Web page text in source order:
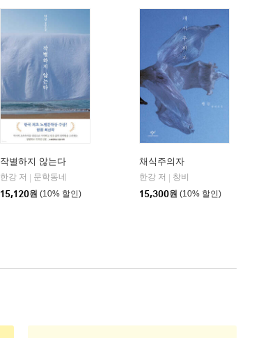
작별하지 않는다
한강 저
문학동네
15,120원 (10% 할인)
채식주의자
한강 저
창비
15,300원 (10% 할인)